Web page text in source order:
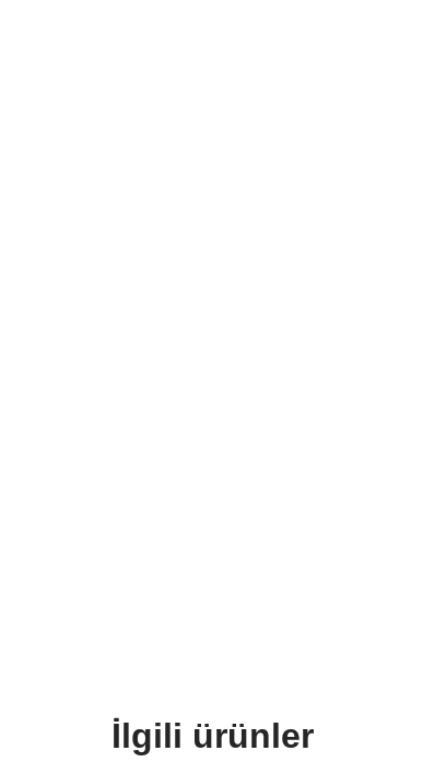
İlgili ürünler